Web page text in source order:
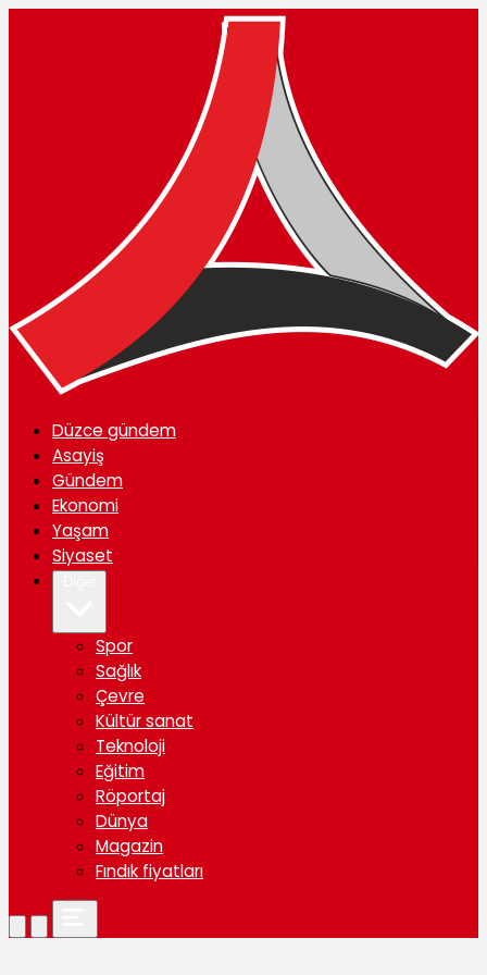
Düzce gündem
Asayiş
Gündem
Ekonomi
Yaşam
Siyaset
Spor
Sağlık
Çevre
Kültür sanat
Teknoloji
Eğitim
Röportaj
Dünya
Magazin
Fındık fiyatları